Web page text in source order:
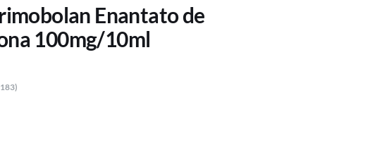
Enantato de
100mg/10ml